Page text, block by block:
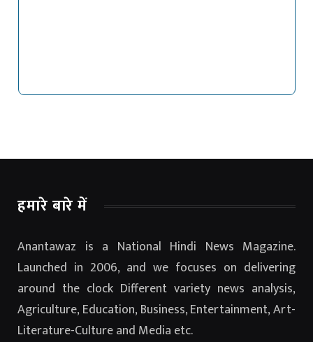
हमारे बारे में
Anantawaz is a National Hindi News Magazine.
Launched in 2006, and we focuses on delivering
around the clock Different variety news analysis,
Agriculture, Education, Business, Entertainment, Art-
Literature-Culture and Media etc.